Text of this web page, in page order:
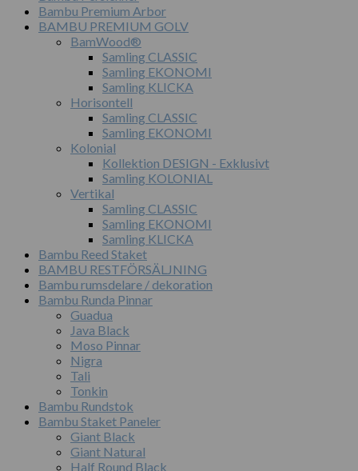
Bambu Premium Arbor
BAMBU PREMIUM GOLV
BamWood®
Samling CLASSIC
Samling EKONOMI
Samling KLICKA
Horisontell
Samling CLASSIC
Samling EKONOMI
Kolonial
Kollektion DESIGN - Exklusivt
Samling KOLONIAL
Vertikal
Samling CLASSIC
Samling EKONOMI
Samling KLICKA
Bambu Reed Staket
BAMBU RESTFÖRSÄLJNING
Bambu rumsdelare / dekoration
Bambu Runda Pinnar
Guadua
Java Black
Moso Pinnar
Nigra
Tali
Tonkin
Bambu Rundstok
Bambu Staket Paneler
Giant Black
Giant Natural
Half Round Black